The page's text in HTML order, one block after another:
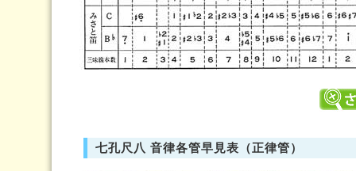
七孔尺八 音律各管早見表（正律管）